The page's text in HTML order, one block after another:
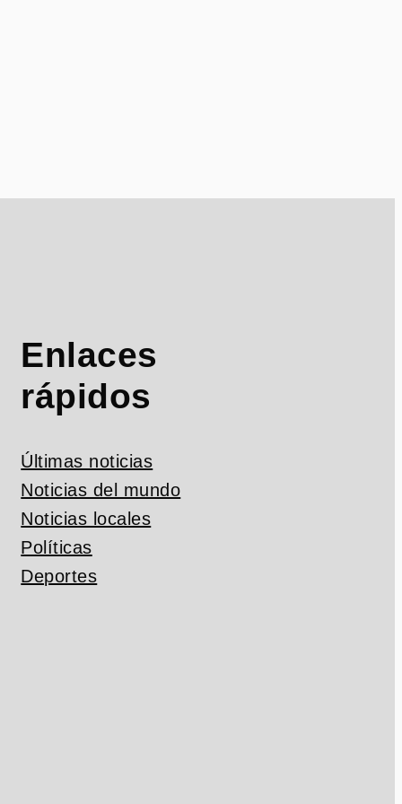
Enlaces
rápidos
Últimas noticias
Noticias del mundo
Noticias locales
Políticas
Deportes